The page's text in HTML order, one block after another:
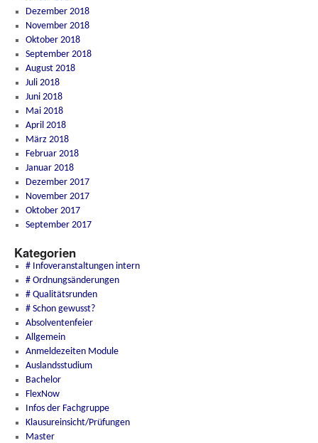
Dezember 2018
November 2018
Oktober 2018
September 2018
August 2018
Juli 2018
Juni 2018
Mai 2018
April 2018
März 2018
Februar 2018
Januar 2018
Dezember 2017
November 2017
Oktober 2017
September 2017
Kategorien
# Infoveranstaltungen intern
# Ordnungsänderungen
# Qualitätsrunden
# Schon gewusst?
Absolventenfeier
Allgemein
Anmeldezeiten Module
Auslandsstudium
Bachelor
FlexNow
Infos der Fachgruppe
Klausureinsicht/Prüfungen
Master